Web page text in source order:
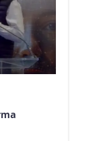
settore
sanitario
–
il
percorso